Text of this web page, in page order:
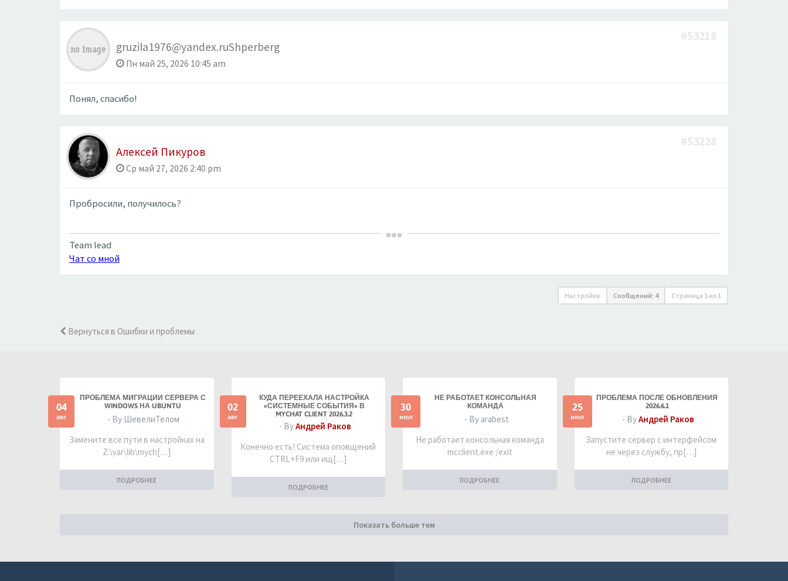
gruzila1976@yandex.ruShperberg
Пн май 25, 2026 10:45 am
#53218
Понял, спасибо!
Алексей Пикуров
Ср май 27, 2026 2:40 pm
#53228
Пробросили, получилось?
Team lead
Чат со мной
Настройки Сообщений: 4 Страница 1 из 1
Вернуться в Ошибки и проблемы
04
авг
ПРОБЛЕМА МИГРАЦИИ СЕРВЕРА С
WINDOWS НА UBUNTU
- By ШевелиТелом
Замените все пути в настройках на
Z:\var\lib\mych[…]
ПОДРОБНЕЕ
02
авг
КУДА ПЕРЕЕХАЛА НАСТРОЙКА
«СИСТЕМНЫЕ СОБЫТИЯ» В
MYCHAT CLIENT 2026.3.2
- ByАндрей Раков
Конечно есть! Система оповщений
CTRL+F9 или ищ[…]
ПОДРОБНЕЕ
30
июл
НЕ РАБОТАЕТ КОНСОЛЬНАЯ
КОМАНДА
- By arabest
Не работает консольная команда
mcclient.exe /exit
ПОДРОБНЕЕ
25
июл
ПРОБЛЕМА ПОСЛЕ ОБНОВЛЕНИЯ
2026.6.1
- ByАндрей Раков
Запустите сервер с интерфейсом
не через службу, пр[…]
ПОДРОБНЕЕ
Показать больше тем